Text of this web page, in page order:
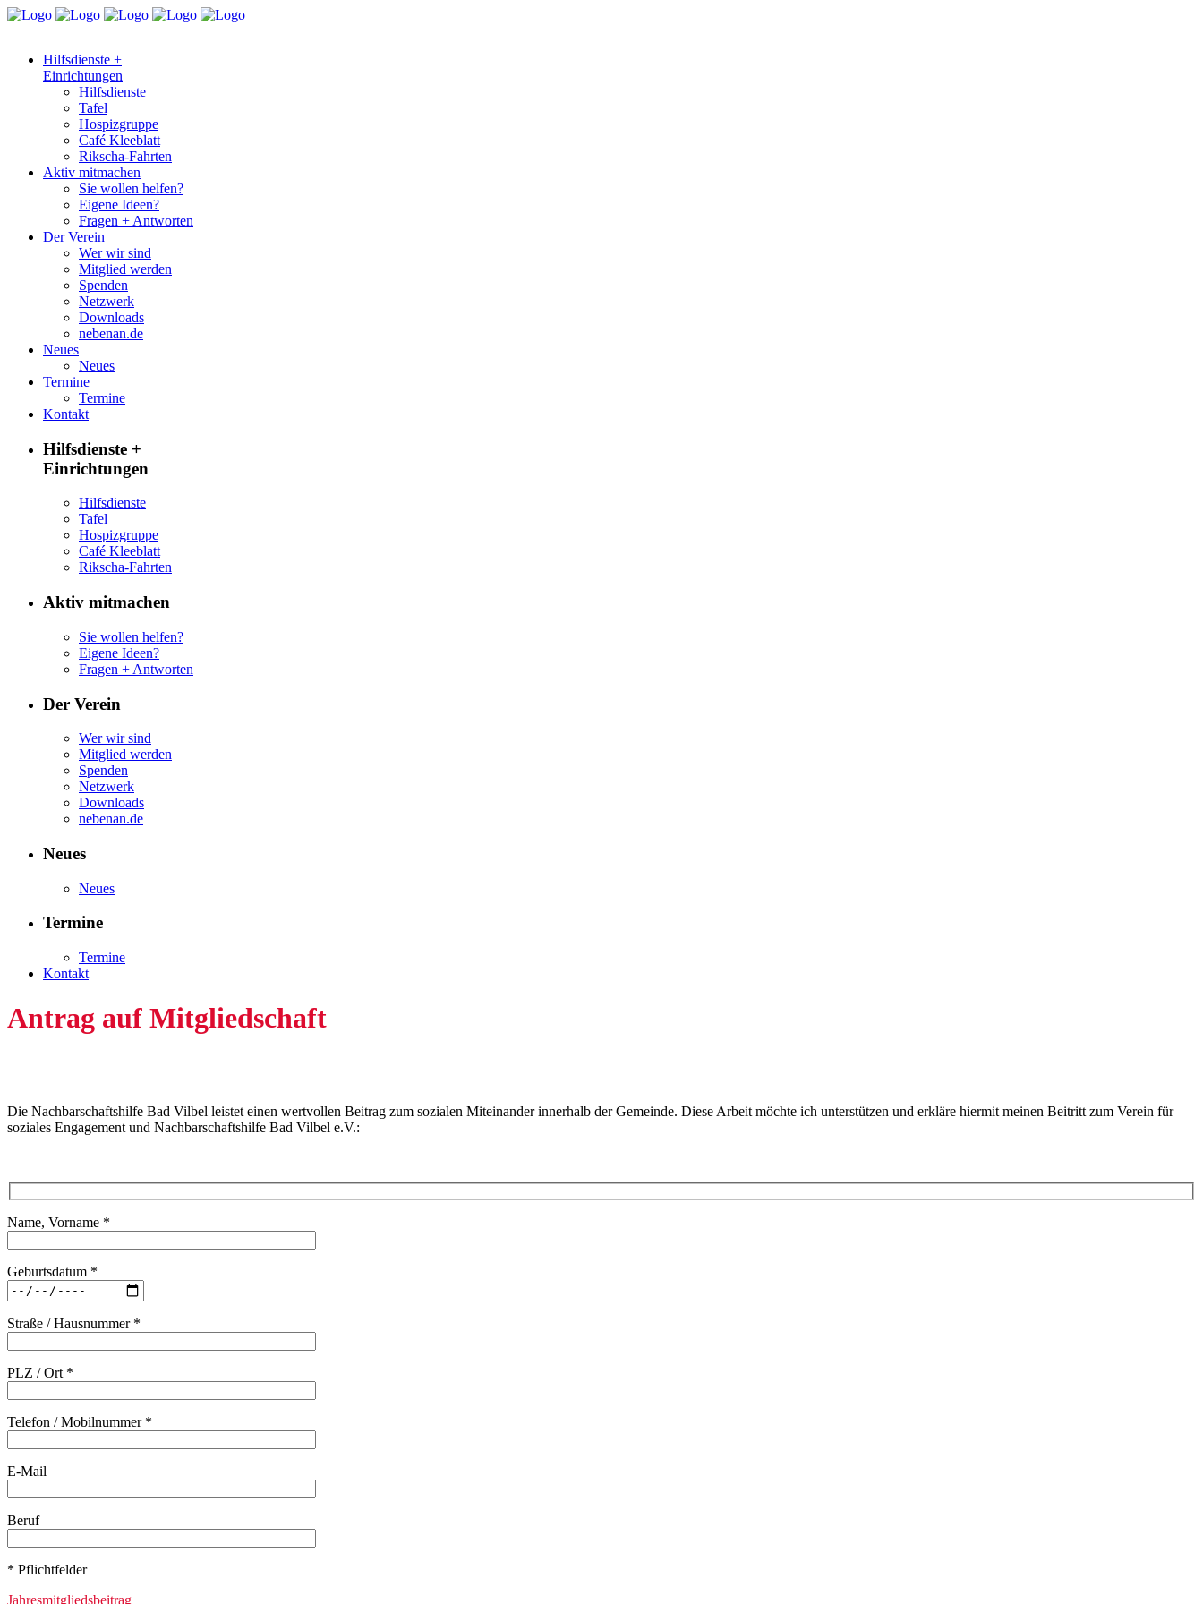
Hilfsdienste +
Einrichtungen
Hilfsdienste
Tafel
Hospizgruppe
Café Kleeblatt
Rikscha-Fahrten
Aktiv mitmachen
Sie wollen helfen?
Eigene Ideen?
Fragen + Antworten
Der Verein
Wer wir sind
Mitglied werden
Spenden
Netzwerk
Downloads
nebenan.de
Neues
Neues
Termine
Termine
Kontakt
Hilfsdienste +
Einrichtungen
Hilfsdienste
Tafel
Hospizgruppe
Café Kleeblatt
Rikscha-Fahrten
Aktiv mitmachen
Sie wollen helfen?
Eigene Ideen?
Fragen + Antworten
Der Verein
Wer wir sind
Mitglied werden
Spenden
Netzwerk
Downloads
nebenan.de
Neues
Neues
Termine
Termine
Kontakt
Antrag auf Mitgliedschaft
Die Nachbarschaftshilfe Bad Vilbel leistet einen wertvollen Beitrag zum sozialen Miteinander innerhalb der Gemeinde. Diese Arbeit möchte ich unterstützen und erkläre hiermit meinen Beitritt zum Verein für
soziales Engagement und Nachbarschaftshilfe Bad Vilbel e.V.:
Name, Vorname *
Geburtsdatum *
Straße / Hausnummer *
PLZ / Ort *
Telefon / Mobilnummer *
E-Mail
Beruf
* Pflichtfelder
Jahresmitgliedsbeitrag